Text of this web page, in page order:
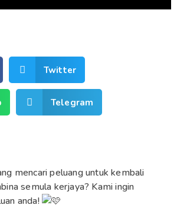
Twitter
Telegram
mencari peluang untuk kembali
semula kerjaya? Kami ingin
anda!